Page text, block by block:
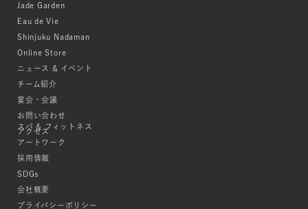
Jade Garden
Eau de Vie
Shinjuku Nadaman
Online Store
ニュース & イベント
チーム紹介
宴会・会議
お問い合わせ
アクセス
スパ & フィットネス
アートワーク
採用情報
SDGs
会社概要
プライバシーポリシー